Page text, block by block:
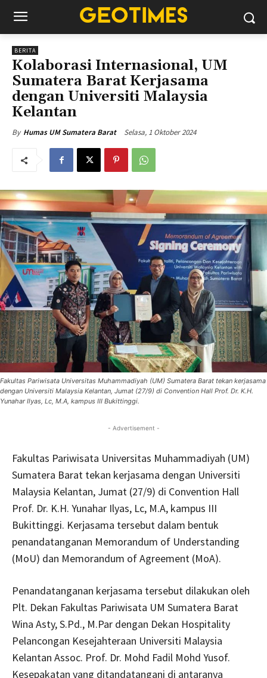
BERITA
Kolaborasi Internasional, UM
Sumatera Barat Kerjasama
dengan Universiti Malaysia
Kelantan
By Humas UM Sumatera Barat Selasa, 1 Oktober 2024
Fakultas Pariwisata Universitas Muhammadiyah (UM) Sumatera Barat tekan kerjasama
dengan Universiti Malaysia Kelantan, Jumat (27/9) di Convention Hall Prof. Dr. K.H.
Yunahar Ilyas, Lc, M.A, kampus III Bukittinggi.
- Advertisement -
Fakultas Pariwisata Universitas Muhammadiyah (UM)
Sumatera Barat tekan kerjasama dengan Universiti
Malaysia Kelantan, Jumat (27/9) di Convention Hall
Prof. Dr. K.H. Yunahar Ilyas, Lc, M.A, kampus III
Bukittinggi. Kerjasama tersebut dalam bentuk
penandatanganan Memorandum of Understanding
(MoU) dan Memorandum of Agreement (MoA).
Penandatanganan kerjasama tersebut dilakukan oleh
Plt. Dekan Fakultas Pariwisata UM Sumatera Barat
Wina Asty, S.Pd., M.Par dengan Dekan Hospitality
Pelancongan Kesejahteraan Universiti Malaysia
Kelantan Assoc. Prof. Dr. Mohd Fadil Mohd Yusof.
Kesepakatan yang ditandatangani di antaranya